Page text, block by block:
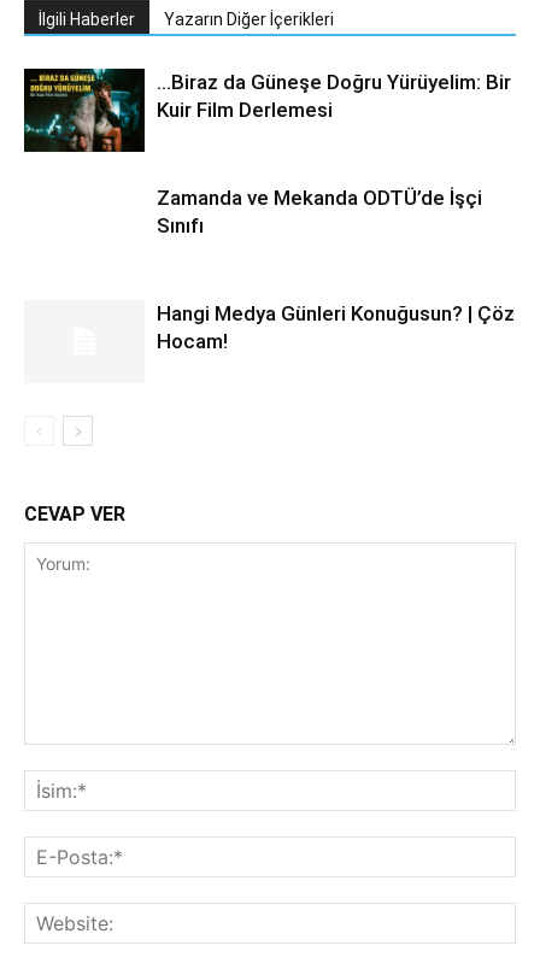
İlgili Haberler Yazarın Diğer İçerikleri
…Biraz da Güneşe Doğru Yürüyelim: Bir
Kuir Film Derlemesi
Zamanda ve Mekanda ODTÜ’de İşçi
Sınıfı
Hangi Medya Günleri Konuğusun? | Çöz
Hocam!
CEVAP VER